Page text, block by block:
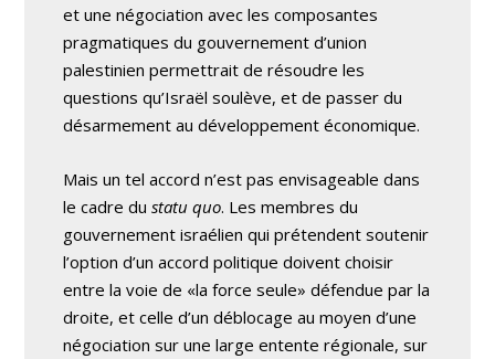
et une négociation avec les composantes
pragmatiques du gouvernement d’union
palestinien permettrait de résoudre les
questions qu’Israël soulève, et de passer du
désarmement au développement économique.
Mais un tel accord n’est pas envisageable dans
le cadre dustatu quo. Les membres du
gouvernement israélien qui prétendent soutenir
l’option d’un accord politique doivent choisir
entre la voie de «la force seule» défendue par la
droite, et celle d’un déblocage au moyen d’une
négociation sur une large entente régionale, sur